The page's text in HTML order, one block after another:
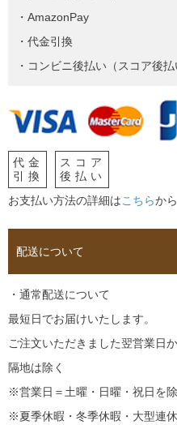
・AmazonPay
・代金引換
・コンビニ後払い（スコア後払
代金
引換
スコア
後払い
お支払い方法の詳細はこちらから
配送について
・通常配送について
最短日でお届けいたします。
ご注文いただきました翌営業日
隔地は除く
※営業日＝土曜・日曜・祝日を
※夏季休暇・冬季休暇・大型連